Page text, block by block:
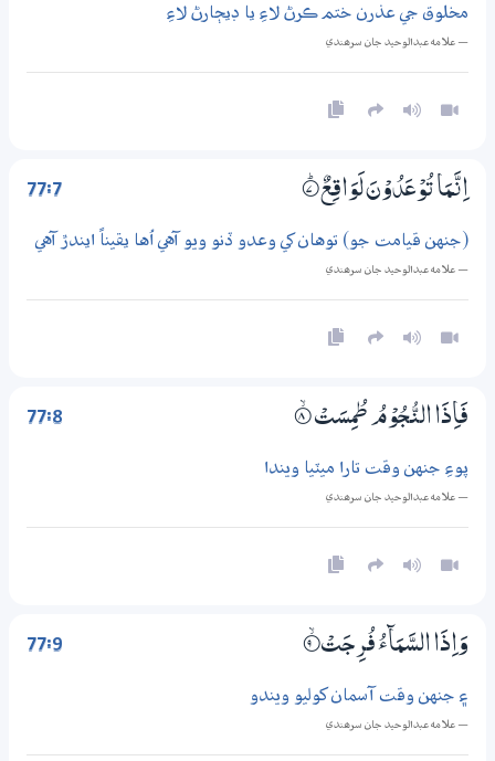
مخلوق جي عذرن ختم ڪرڻ لاءِ يا ڊيڄارڻ لاءِ
— علامه عبدالوحيد جان سرھندي
77:7 اِنَّـمَا تُوْعَدُوْنَ لَوَاقِـعٌ 7‏۝ۭ
(جنهن قيامت جو) توهان کي وعدو ڏنو ويو آهي اُها يقيناً ايندڙ آهي
— علامه عبدالوحيد جان سرھندي
77:8 فَاِذَا النُّجُوْمُ طُمِسَتْ 8‏۝ۙ
پوءِ جنهن وقت تارا ميٽيا ويندا
— علامه عبدالوحيد جان سرھندي
77:9 وَاِذَا السَّمَاۗءُ فُرِجَتْ 9‏۝ۙ
۽ جنهن وقت آسمان کوليو ويندو
— علامه عبدالوحيد جان سرھندي